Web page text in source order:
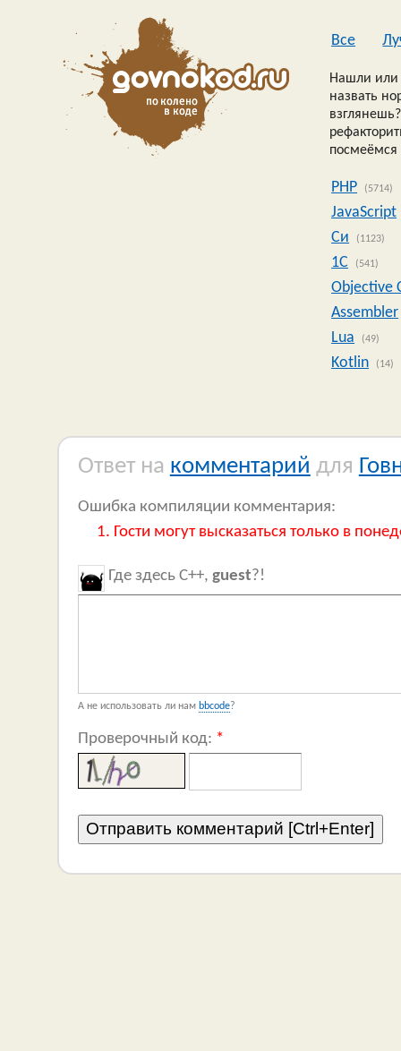
Все
Нашли или
назвать
посмеёмся
PHP (5714)
JavaScript
Си
(1123)
1C (541)
Objective
Assembler
Lua
(49)
Kotlin (14)
Ответ на комментарий для
Ошибка компиляции комментария:
Гости могут высказаться только в
Где здесь C++, guest?!
А не использовать ли нам bbcode?
Проверочный код: *